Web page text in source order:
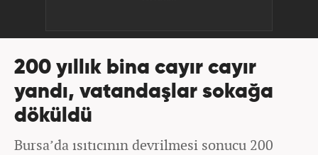
200 yıllık bina cayır cayır
yandı, vatandaşlar sokağa
döküldü
Bursa’da ısıtıcının devrilmesi sonucu 200